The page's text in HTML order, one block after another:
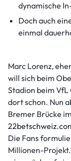
dynamische
Doch auch
einmal
Marc Lorenz,
will sich beim
Stadion beim VfL
dort schon. Nun
Bremer Brücke
Die Fans
Millionen-